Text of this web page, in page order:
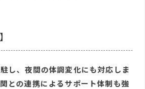
し、夜間の体調変化にも対応しま
との連携によるサポート体制も強